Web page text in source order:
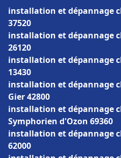
installation et dépannage
37520
installation et dépannage
26120
installation et dépannage
13430
installation et dépannage
Gier 42800
installation et dépannage
Symphorien d'Ozon 69360
installation et dépannage
62000